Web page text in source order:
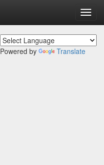
Powered by Translate